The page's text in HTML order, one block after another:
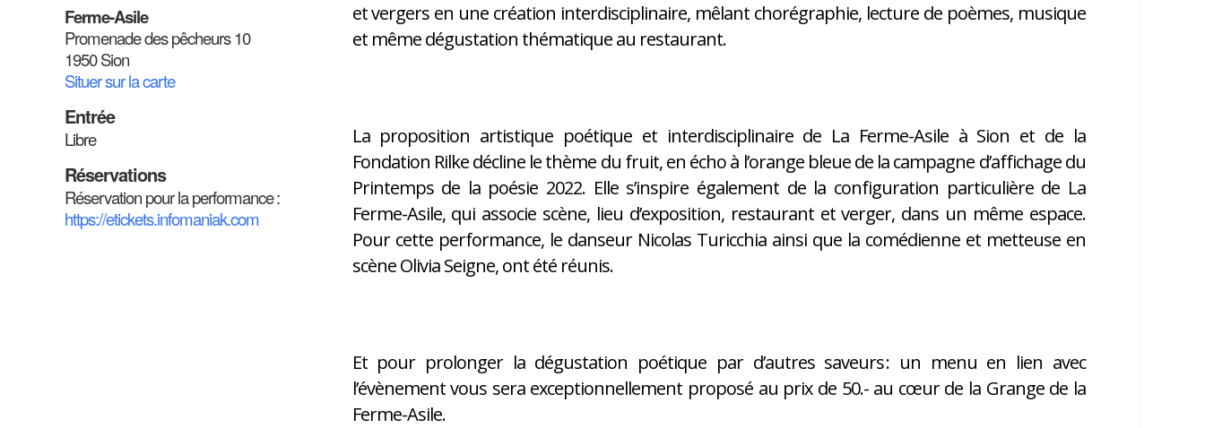
Ferme-Asile
Promenade des pêcheurs 10
1950 Sion
Situer sur la carte
Entrée
Libre
Réservations
Réservation pour la performance :
https://etickets.infomaniak.com
et vergers en une création interdisciplinaire, mêlant chorégraphie, lecture de poèmes, musique
et même dégustation thématique au restaurant.
La proposition artistique poétique et interdisciplinaire de La Ferme-Asile à Sion et de la
Fondation Rilke décline le thème du fruit, en écho à l’orange bleue de la campagne d’affichage du
Printemps de la poésie 2022. Elle s’inspire également de la configuration particulière de La
Ferme-Asile, qui associe scène, lieu d’exposition, restaurant et verger, dans un même espace.
Pour cette performance, le danseur Nicolas Turicchia ainsi que la comédienne et metteuse en
scène Olivia Seigne, ont été réunis.
Et pour prolonger la dégustation poétique par d’autres saveurs : un menu en lien avec
l’évènement vous sera exceptionnellement proposé au prix de 50.- au cœur de la Grange de la
Ferme-Asile.